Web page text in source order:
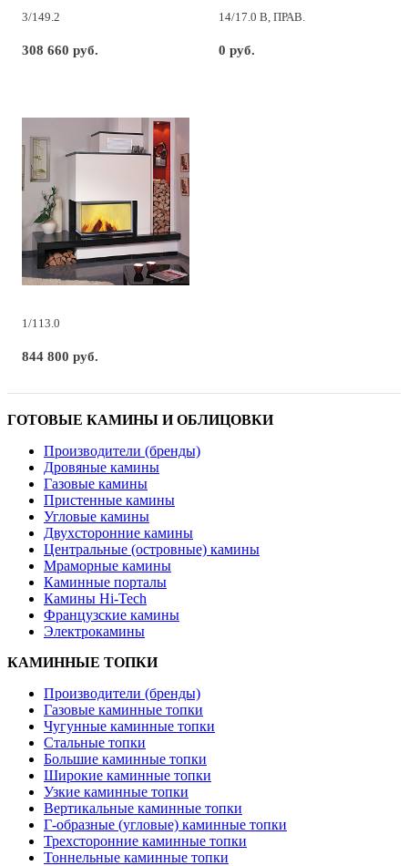
3/149.2
308 660 руб.
14/17.0 B, ПРАВ.
0 руб.
1/113.0
844 800 руб.
ГОТОВЫЕ КАМИНЫ И ОБЛИЦОВКИ
Производители (бренды)
Дровяные камины
Газовые камины
Пристенные камины
Угловые камины
Двухсторонние камины
Центральные (островные) камины
Мраморные камины
Каминные порталы
Камины Hi-Tech
Французские камины
Электрокамины
КАМИННЫЕ ТОПКИ
Производители (бренды)
Газовые каминные топки
Чугунные каминные топки
Стальные топки
Большие каминные топки
Широкие каминные топки
Узкие каминные топки
Вертикальные каминные топки
Г-образные (угловые) каминные топки
Трехсторонние каминные топки
Тоннельные каминные топки